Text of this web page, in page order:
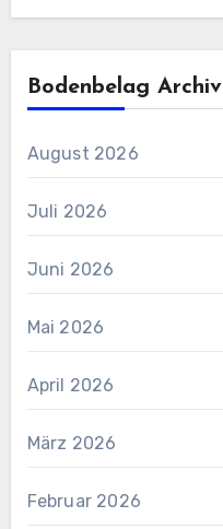
Bodenbelag Archiv
August 2026
Juli 2026
Juni 2026
Mai 2026
April 2026
März 2026
Februar 2026